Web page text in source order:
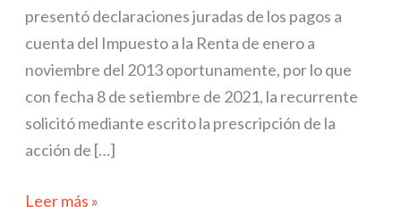
presentó declaraciones juradas de los pagos a
cuenta del Impuesto a la Renta de enero a
noviembre del 2013 oportunamente, por lo que
con fecha 8 de setiembre de 2021, la recurrente
solicitó mediante escrito la prescripción de la
acción de […]
Leer más »